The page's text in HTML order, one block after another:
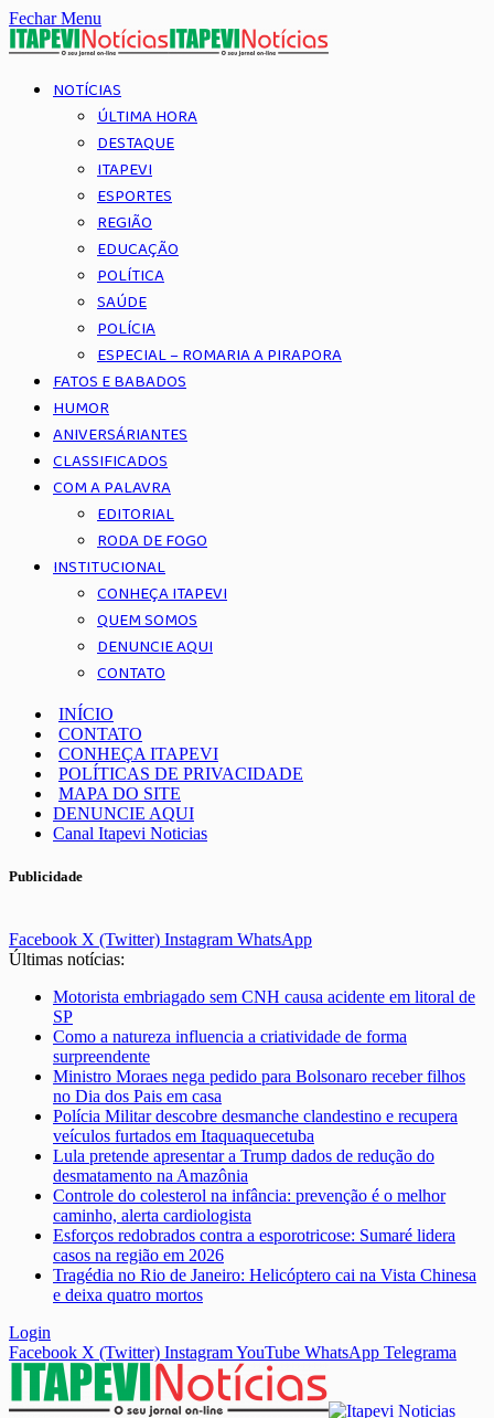
Fechar Menu
NOTÍCIAS
ÚLTIMA HORA
DESTAQUE
ITAPEVI
ESPORTES
REGIÃO
EDUCAÇÃO
POLÍTICA
SAÚDE
POLÍCIA
ESPECIAL – ROMARIA A PIRAPORA
FATOS E BABADOS
HUMOR
ANIVERSÁRIANTES
CLASSIFICADOS
COM A PALAVRA
EDITORIAL
RODA DE FOGO
INSTITUCIONAL
CONHEÇA ITAPEVI
QUEM SOMOS
DENUNCIE AQUI
CONTATO
INÍCIO
CONTATO
CONHEÇA ITAPEVI
POLÍTICAS DE PRIVACIDADE
MAPA DO SITE
DENUNCIE AQUI
Canal Itapevi Noticias
Publicidade
Facebook X (Twitter) Instagram WhatsApp
Últimas notícias:
Motorista embriagado sem CNH causa acidente em litoral de
SP
Como a natureza influencia a criatividade de forma
surpreendente
Ministro Moraes nega pedido para Bolsonaro receber filhos
no Dia dos Pais em casa
Polícia Militar descobre desmanche clandestino e recupera
veículos furtados em Itaquaquecetuba
Lula pretende apresentar a Trump dados de redução do
desmatamento na Amazônia
Controle do colesterol na infância: prevenção é o melhor
caminho, alerta cardiologista
Esforços redobrados contra a esporotricose: Sumaré lidera
casos na região em 2026
Tragédia no Rio de Janeiro: Helicóptero cai na Vista Chinesa
e deixa quatro mortos
Login
Facebook X (Twitter) InstagramYouTube WhatsApp Telegrama